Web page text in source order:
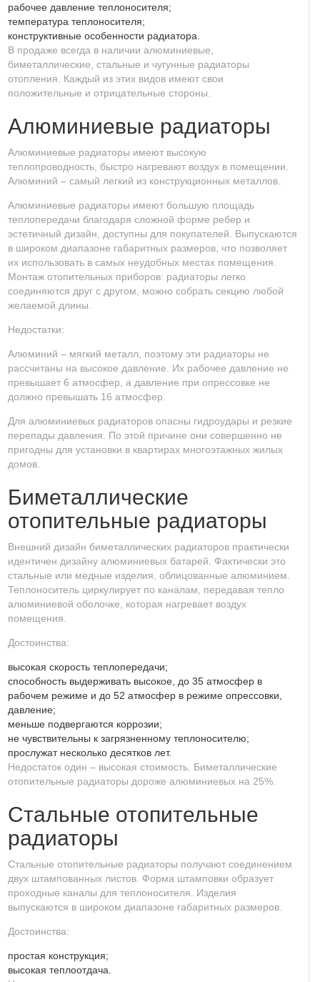
рабочее давление теплоносителя;
температура теплоносителя;
конструктивные особенности радиатора.
В продаже всегда в наличии алюминиевые,
биметаллические, стальные и чугунные радиаторы
отопления. Каждый из этих видов имеют свои
положительные и отрицательные стороны.
Алюминиевые радиаторы
Алюминиевые радиаторы имеют высокую
теплопроводность, быстро нагревают воздух в помещении.
Алюминий – самый легкий из конструкционных металлов.
Алюминиевые радиаторы имеют большую площадь
теплопередачи благодаря сложной форме ребер и
эстетичный дизайн, доступны для покупателей. Выпускаются
в широком диапазоне габаритных размеров, что позволяет
их использовать в самых неудобных местах помещения.
Монтаж отопительных приборов: радиаторы легко
соединяются друг с другом, можно собрать секцию любой
желаемой длины.
Недостатки:
Алюминий – мягкий металл, поэтому эти радиаторы не
рассчитаны на высокое давление. Их рабочее давление не
превышает 6 атмосфер, а давление при опрессовке не
должно превышать 16 атмосфер.
Для алюминиевых радиаторов опасны гидроудары и резкие
перепады давления. По этой причине они совершенно не
пригодны для установки в квартирах многоэтажных жилых
домов.
Биметаллические
отопительные радиаторы
Внешний дизайн биметаллических радиаторов практически
идентичен дизайну алюминиевых батарей. Фактически это
стальные или медные изделия, облицованные алюминием.
Теплоноситель циркулирует по каналам, передавая тепло
алюминиевой оболочке, которая нагревает воздух
помещения.
Достоинства:
высокая скорость теплопередачи;
способность выдерживать высокое, до 35 атмосфер в
рабочем режиме и до 52 атмосфер в режиме опрессовки,
давление;
меньше подвергаются коррозии;
не чувствительны к загрязненному теплоносителю;
прослужат несколько десятков лет.
Недостаток один – высокая стоимость. Биметаллические
отопительные радиаторы дороже алюминиевых на 25%.
Стальные отопительные
радиаторы
Стальные отопительные радиаторы получают соединением
двух штампованных листов. Форма штамповки образует
проходные каналы для теплоносителя. Изделия
выпускаются в широком диапазоне габаритных размеров.
Достоинства:
простая конструкция;
высокая теплоотдача.